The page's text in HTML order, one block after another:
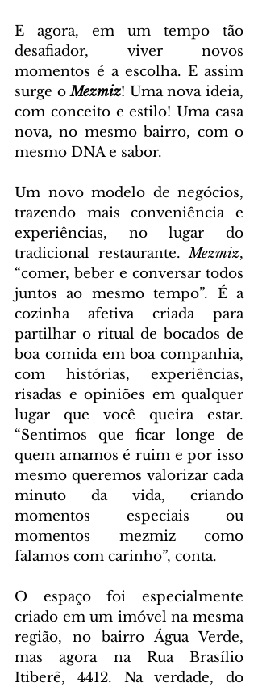
E agora, em um tempo tão
desafiador, viver novos
momentos é a escolha. E assim
surge o Mezmiz! Uma nova ideia,
com conceito e estilo! Uma casa
nova, no mesmo bairro, com o
mesmo DNA e sabor.
Um novo modelo de negócios,
trazendo mais conveniência e
experiências, no lugar do
tradicional restaurante. Mezmiz,
“comer, beber e conversar todos
juntos ao mesmo tempo”. É a
cozinha afetiva criada para
partilhar o ritual de bocados de
boa comida em boa companhia,
com histórias, experiências,
risadas e opiniões em qualquer
lugar que você queira estar.
“Sentimos que ficar longe de
quem amamos é ruim e por isso
mesmo queremos valorizar cada
minuto da vida, criando
momentos especiais ou
momentos mezmiz como
falamos com carinho”, conta.
O espaço foi especialmente
criado em um imóvel na mesma
região, no bairro Água Verde,
mas agora na Rua Brasílio
Itiberê, 4412. Na verdade, do